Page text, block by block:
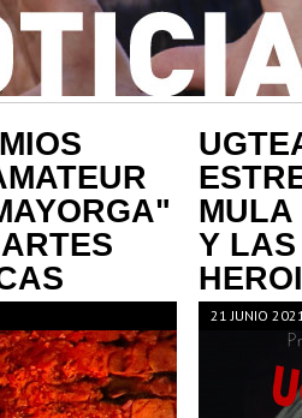
MULA
Y LAS
21 JUNIO